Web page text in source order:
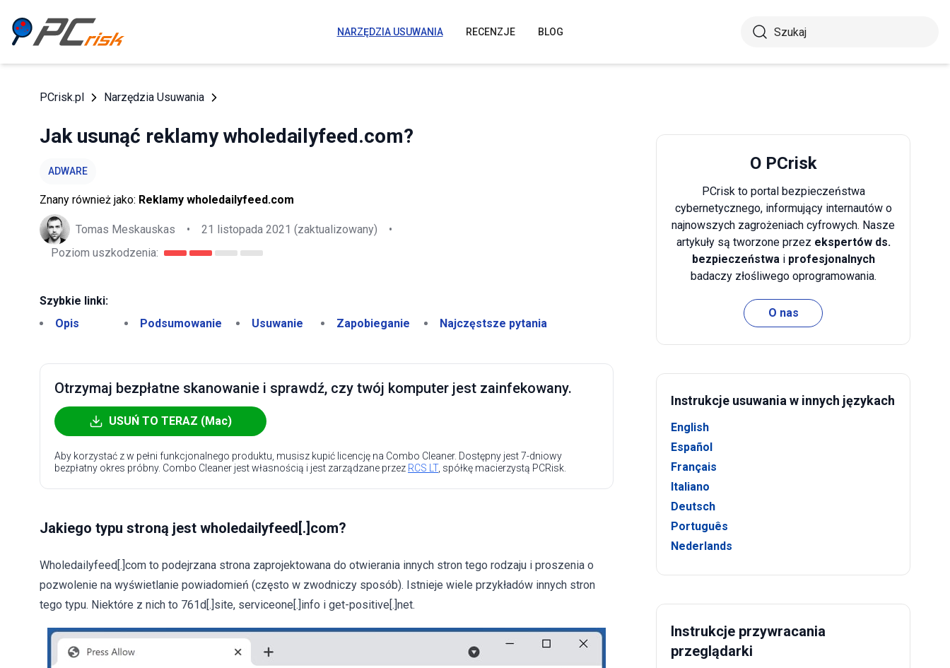
NARZĘDZIA USUWANIA RECENZJE BLOG
PCrisk.pl Narzędzia Usuwania
Jak usunąć reklamy wholedailyfeed.com?
ADWARE
Znany również jako: Reklamy wholedailyfeed.com
Tomas Meskauskas • 21 listopada 2021 (zaktualizowany)
•
Poziom uszkodzenia:
Szybkie linki:
Opis
Podsumowanie Usuwanie Zapobieganie Najczęstsze pytania
Otrzymaj bezpłatne skanowanie i sprawdź, czy twój komputer jest zainfekowany.
USUŃ TO TERAZ (Mac)
Aby korzystać z w pełni funkcjonalnego produktu, musisz kupić licencję na Combo Cleaner. Dostępny jest 7-dniowy
bezpłatny okres próbny. Combo Cleaner jest własnością i jest zarządzane przez RCS LT, spółkę macierzystą PCRisk.
Jakiego typu stroną jest wholedailyfeed[.]com?
Wholedailyfeed[.]com to podejrzana strona zaprojektowana do otwierania innych stron tego rodzaju i proszenia o
pozwolenie na wyświetlanie powiadomień (często w zwodniczy sposób). Istnieje wiele przykładów innych stron
tego typu. Niektóre z nich to 761d[.]site, serviceone[.]info i get-positive[.]net.
O PCrisk
PCrisk to portal bezpieczeństwa
cybernetycznego, informujący internautów o
najnowszych zagrożeniach cyfrowych. Nasze
artykuły są tworzone przez ekspertów ds.
bezpieczeństwai profesjonalnych
badaczy złośliwego oprogramowania.
O nas
Instrukcje usuwania w innych językach
English
Español
Français
Italiano
Deutsch
Português
Nederlands
Instrukcje przywracania
przeglądarki